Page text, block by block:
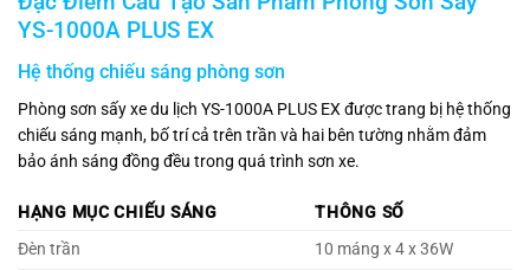
YS-1000A PLUS EX
Hệ thống chiếu sáng phòng sơn
Phòng sơn sấy xe du lịch YS-1000A PLUS EX được trang bị hệ thống
chiếu sáng mạnh, bố trí cả trên trần và hai bên tường nhằm đảm
bảo ánh sáng đồng đều trong quá trình sơn xe.
HẠNG MỤC CHIẾU SÁNG
THÔNG SỐ
Đèn trần
10 máng x 4 x 36W